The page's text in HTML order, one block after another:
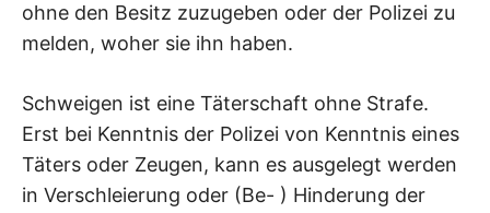
ohne den Besitz zuzugeben oder der Polizei zu
melden, woher sie ihn haben.
Schweigen ist eine Täterschaft ohne Strafe.
Erst bei Kenntnis der Polizei von Kenntnis eines
Täters oder Zeugen, kann es ausgelegt werden
in Verschleierung oder (Be- ) Hinderung der